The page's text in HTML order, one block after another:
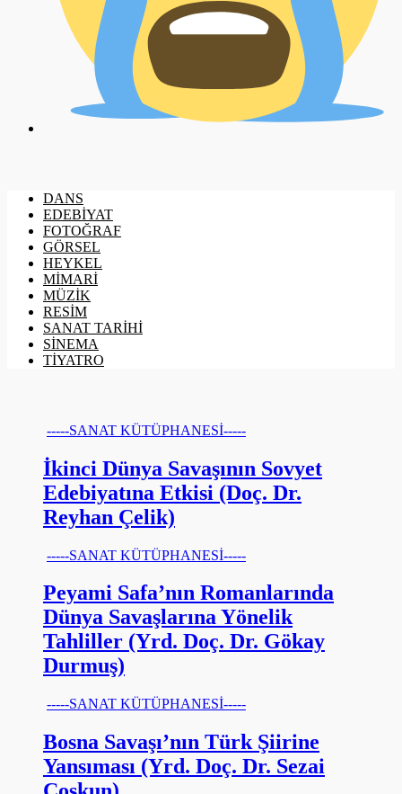
DANS
EDEBİYAT
FOTOĞRAF
GÖRSEL
HEYKEL
MİMARİ
MÜZİK
RESİM
SANAT TARİHİ
SİNEMA
TİYATRO
-----SANAT KÜTÜPHANESİ-----
İkinci Dünya Savaşının Sovyet
Edebiyatına Etkisi (Doç. Dr.
Reyhan Çelik)
-----SANAT KÜTÜPHANESİ-----
Peyami Safa’nın Romanlarında
Dünya Savaşlarına Yönelik
Tahliller (Yrd. Doç. Dr. Gökay
Durmuş)
-----SANAT KÜTÜPHANESİ-----
Bosna Savaşı’nın Türk Şiirine
Yansıması (Yrd. Doç. Dr. Sezai